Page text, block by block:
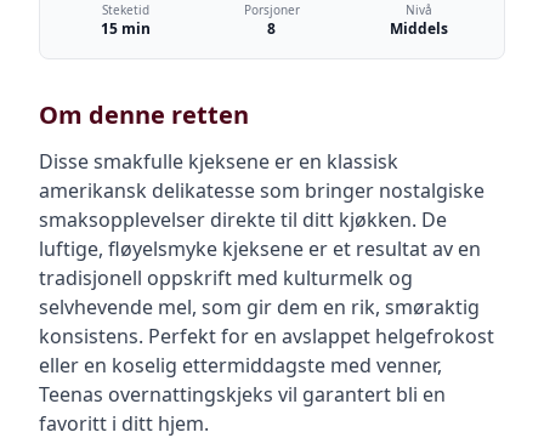
Steketid
15 min
Porsjoner
8
Nivå
Middels
Om denne retten
Disse smakfulle kjeksene er en klassisk
amerikansk delikatesse som bringer nostalgiske
smaksopplevelser direkte til ditt kjøkken. De
luftige, fløyelsmyke kjeksene er et resultat av en
tradisjonell oppskrift med kulturmelk og
selvhevende mel, som gir dem en rik, smøraktig
konsistens. Perfekt for en avslappet helgefrokost
eller en koselig ettermiddagste med venner,
Teenas overnattingskjeks vil garantert bli en
favoritt i ditt hjem.